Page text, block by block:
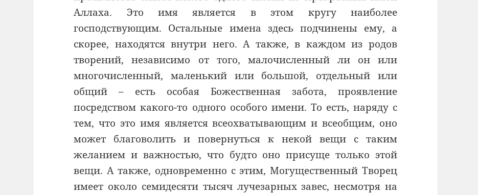
Аллаха. Это имя является в этом кругу наиболее
господствующим. Остальные имена здесь подчинены ему, а
скорее, находятся внутри него. А также, в каждом из родов
творений, независимо от того, малочисленный ли он или
многочисленный, маленький или большой, отдельный или
общий – есть особая Божественная забота, проявление
посредством какого-то одного особого имени. То есть, наряду с
тем, что это имя является всеохватывающим и всеобщим, оно
может благоволить и повернуться к некой вещи с таким
желанием и важностью, что будто оно присуще только этой
вещи. А также, одновременно с этим, Могущественный Творец
имеет около семидесяти тысяч лучезарных завес, несмотря на